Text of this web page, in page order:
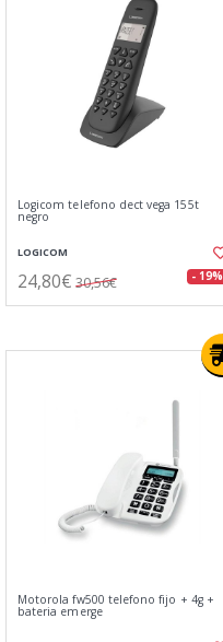
Logicom telefono dect vega 155t
negro
LOGICOM
24,80€ 30,56€ - 19%
Motorola fw500 telefono fijo + 4g +
bateria emerge